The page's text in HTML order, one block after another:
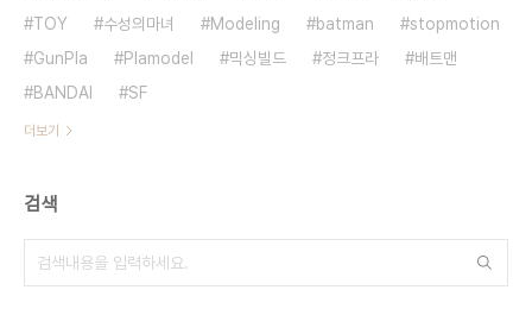
TOY
수성의마녀 Modeling batman
stopmotion
GunPla
Plamodel 믹싱빌드 정크프라
배트맨
BANDAI
SF
더보기
검색